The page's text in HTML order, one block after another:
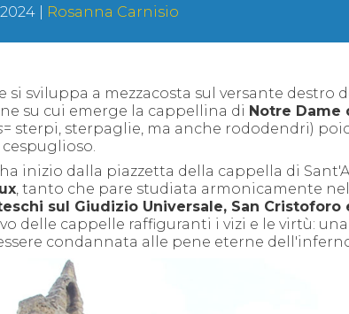
Rosanna Carnisio
si sviluppa a mezzacosta sul versante destro
su cui emerge la cappellina di Notre Dame
= sterpi, sterpaglie, ma anche rododendri)
inizio dalla piazzetta della cappella di
, tanto che pare studiata armonicamente
sul Giudizio Universale, San Cristoforo
delle cappelle raffiguranti i vizi e le virtù:
condannata alle pene eterne